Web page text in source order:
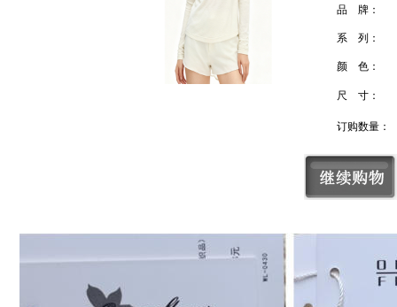
品 牌：
系 列：
颜 色：
尺 寸：
订购数量：